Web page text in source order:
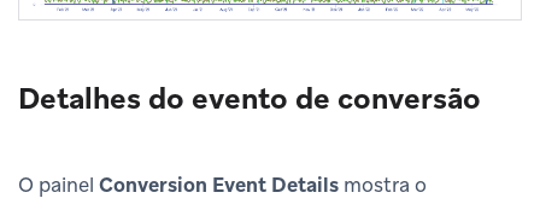
Detalhes do evento de conversão
O painel Conversion Event Details mostra o